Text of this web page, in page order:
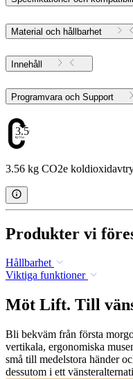
Material och hållbarhet
Innehåll
Programvara och Support
3.56
3.56 kg CO2e
Produkter vi
Hållbarhet
Viktiga funktioner
Möt Lift. Till
Bli bekväm från första
vertikala, ergonomiska
små till medelstora händer
dessutom i ett